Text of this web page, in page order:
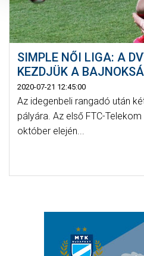
SIMPLE NŐI LIGA: A
KEZDJÜK A
2020-07-21 12:45:00
Az idegenbeli rangadó után
pályára. Az első FTC-
október elején...